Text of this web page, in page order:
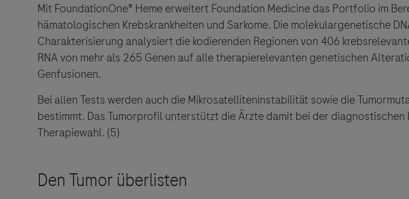
Mit FoundationOne® Heme erweitert Foundation Medicine das Portfolio im
hämatologischen Krebskrankheiten und Sarkome. Die molekulargenetische
Charakterisierung analysiert die kodierenden Regionen von 406
RNA von mehr als 265 Genen auf alle therapierelevanten genetischen
Genfusionen.
Bei allen Tests werden auch die Mikrosatelliteninstabilität sowie die
bestimmt. Das Tumorprofil unterstützt die Ärzte damit bei der diagnostischen
Therapiewahl. (5)